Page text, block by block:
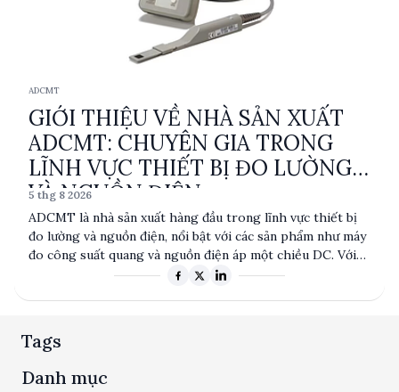
ADCMT
GIỚI THIỆU VỀ NHÀ SẢN XUẤT
ADCMT: CHUYÊN GIA TRONG
LĨNH VỰC THIẾT BỊ ĐO LƯỜNG
VÀ NGUỒN ĐIỆN
5 thg 8 2026
ADCMT là nhà sản xuất hàng đầu trong lĩnh vực thiết bị
đo lường và nguồn điện, nổi bật với các sản phẩm như máy
đo công suất quang và nguồn điện áp một chiều DC. Với
độ chính xác cao và thiết kế tiên tiến, sản phẩm của
trường toàn cầu.
Tags
Danh mục